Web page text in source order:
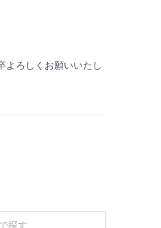
よろしくお願いいたし